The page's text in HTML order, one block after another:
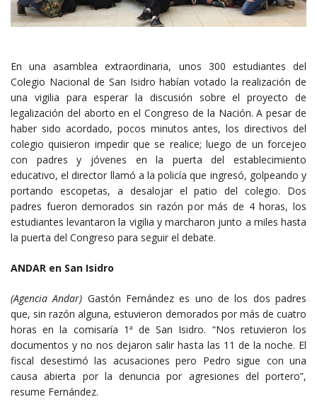
En una asamblea extraordinaria, unos 300 estudiantes del
Colegio Nacional de San Isidro habían votado la realización de
una vigilia para esperar la discusión sobre el proyecto de
legalización del aborto en el Congreso de la Nación. A pesar de
haber sido acordado, pocos minutos antes, los directivos del
colegio quisieron impedir que se realice; luego de un forcejeo
con padres y jóvenes en la puerta del establecimiento
educativo, el director llamó a la policía que ingresó, golpeando y
portando escopetas, a desalojar el patio del colegio. Dos
padres fueron demorados sin razón por más de 4 horas, los
estudiantes levantaron la vigilia y marcharon junto a miles hasta
la puerta del Congreso para seguir el debate.
ANDAR en San Isidro
(Agencia Andar) Gastón Fernández es uno de los dos padres
que, sin razón alguna, estuvieron demorados por más de cuatro
horas en la comisaría 1ª de San Isidro. “Nos retuvieron los
documentos y no nos dejaron salir hasta las 11 de la noche. El
fiscal desestimó las acusaciones pero Pedro sigue con una
causa abierta por la denuncia por agresiones del portero”,
resume Fernández.